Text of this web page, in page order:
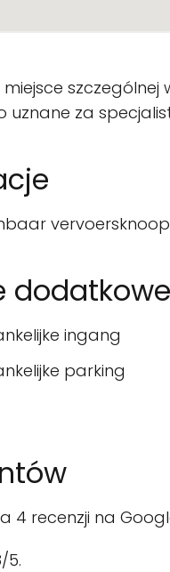
uznane za
dodatkowe
ingang
parking
4 recenzji na
5.